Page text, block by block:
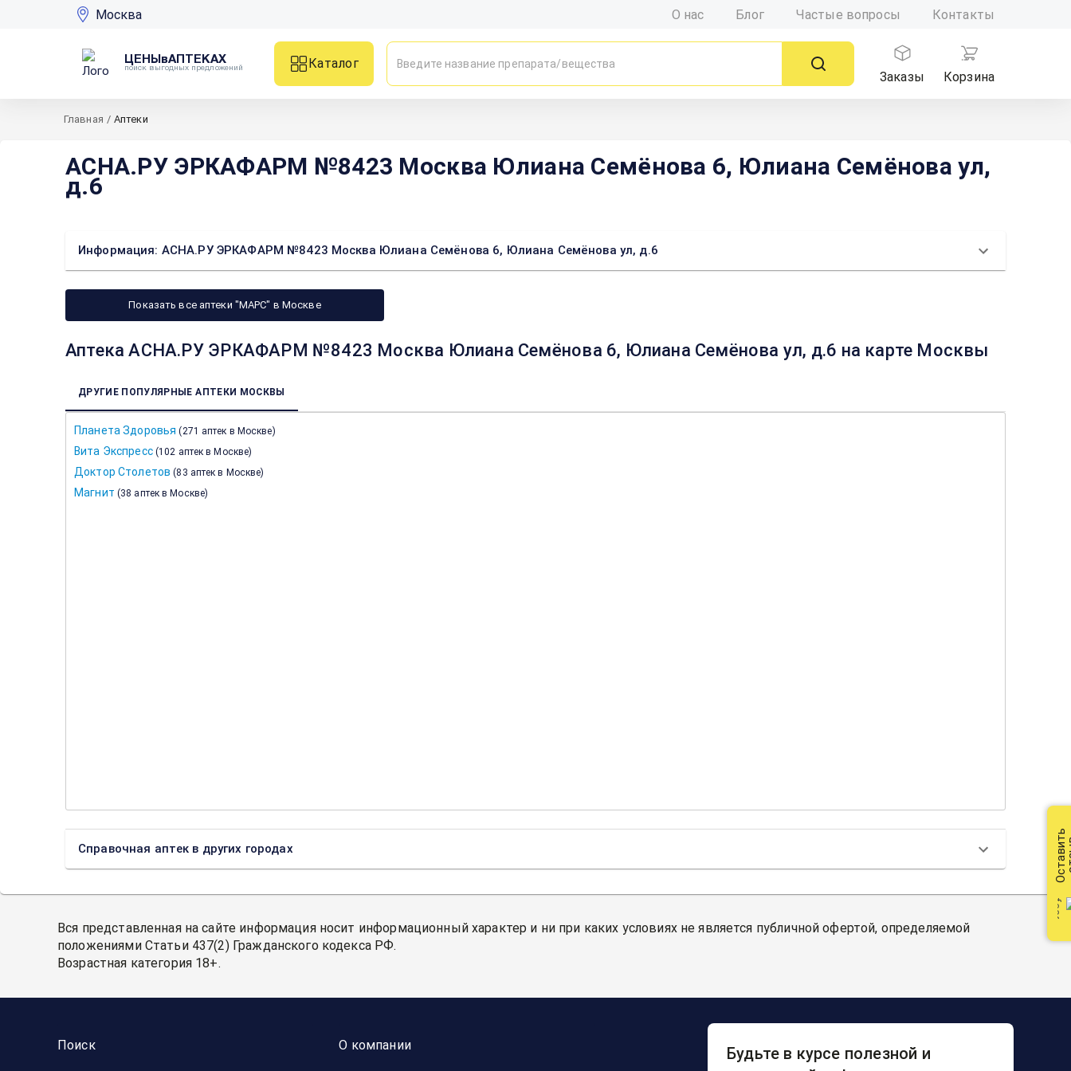
Москва О нас Блог Частые вопросы Контакты
ЦЕНЫвАПТЕКАХ
поиск выгодных предложений
Каталог
Заказы
Корзина
Главная / Аптеки
АСНА.РУ ЭРКАФАРМ №8423 Москва Юлиана Семёнова 6, Юлиана Семёнова ул,
д.6
Информация: АСНА.РУ ЭРКАФАРМ №8423 Москва Юлиана Семёнова 6, Юлиана Семёнова ул, д.6
Показать все аптеки "МАРС" в Москве
Аптека АСНА.РУ ЭРКАФАРМ №8423 Москва Юлиана Семёнова 6, Юлиана Семёнова ул, д.6 на карте Москвы
ДРУГИЕ ПОПУЛЯРНЫЕ АПТЕКИ МОСКВЫ
Планета Здоровья (271 аптек в Москве)
Вита Экспресс (102 аптек в Москве)
Доктор Столетов (83 аптек в Москве)
Магнит (38 аптек в Москве)
Справочная аптек в других городах
Вся представленная на сайте информация носит информационный характер и ни при каких условиях не является публичной офертой, определяемой
положениями Статьи 437(2) Гражданского кодекса РФ.
Возрастная категория 18+.
Поиск О компании
Будьте в курсе полезной и
Оставить